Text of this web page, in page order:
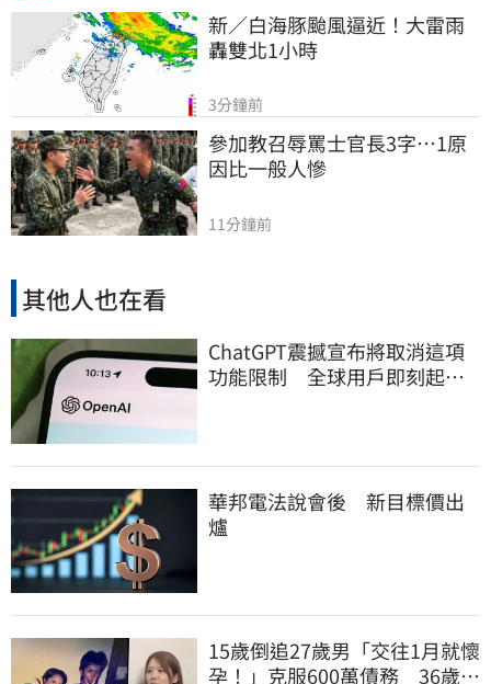
新／白海豚颱風逼近！大雷雨
轟雙北1小時
3分鐘前
參加教召辱罵士官長3字…1原
因比一般人慘
11分鐘前
其他人也在看
ChatGPT震撼宣布將取消這項
功能限制 全球用戶即刻起
華邦電法說會後 新目標價出
爐
15歲倒追27歲男「交往1月就懷
孕！」克服600萬債務 36歲美